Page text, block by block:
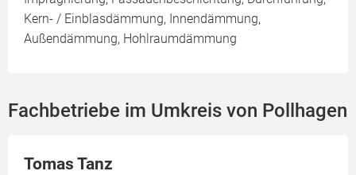
Kern- / Einblasdämmung, Innendämmung,
Außendämmung, Hohlraumdämmung
Fachbetriebe im Umkreis von Pollhagen
Tomas Tanz